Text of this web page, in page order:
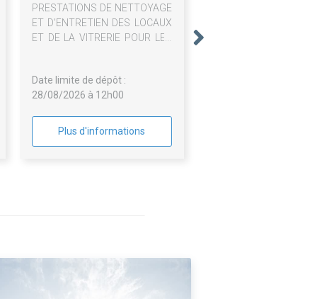
PRESTATIONS DE NETTOYAGE
ET D'ENTRETIEN DES LOCAUX
ET DE LA VITRERIE POUR LES
Date limite de dépôt :
28/08/2026 à 12h00
Plus d'informations